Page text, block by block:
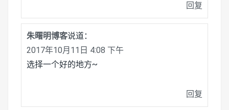
回复
朱曙明博客说道：
2017年10月11日 4:08 下午
选择一个好的地方~
回复